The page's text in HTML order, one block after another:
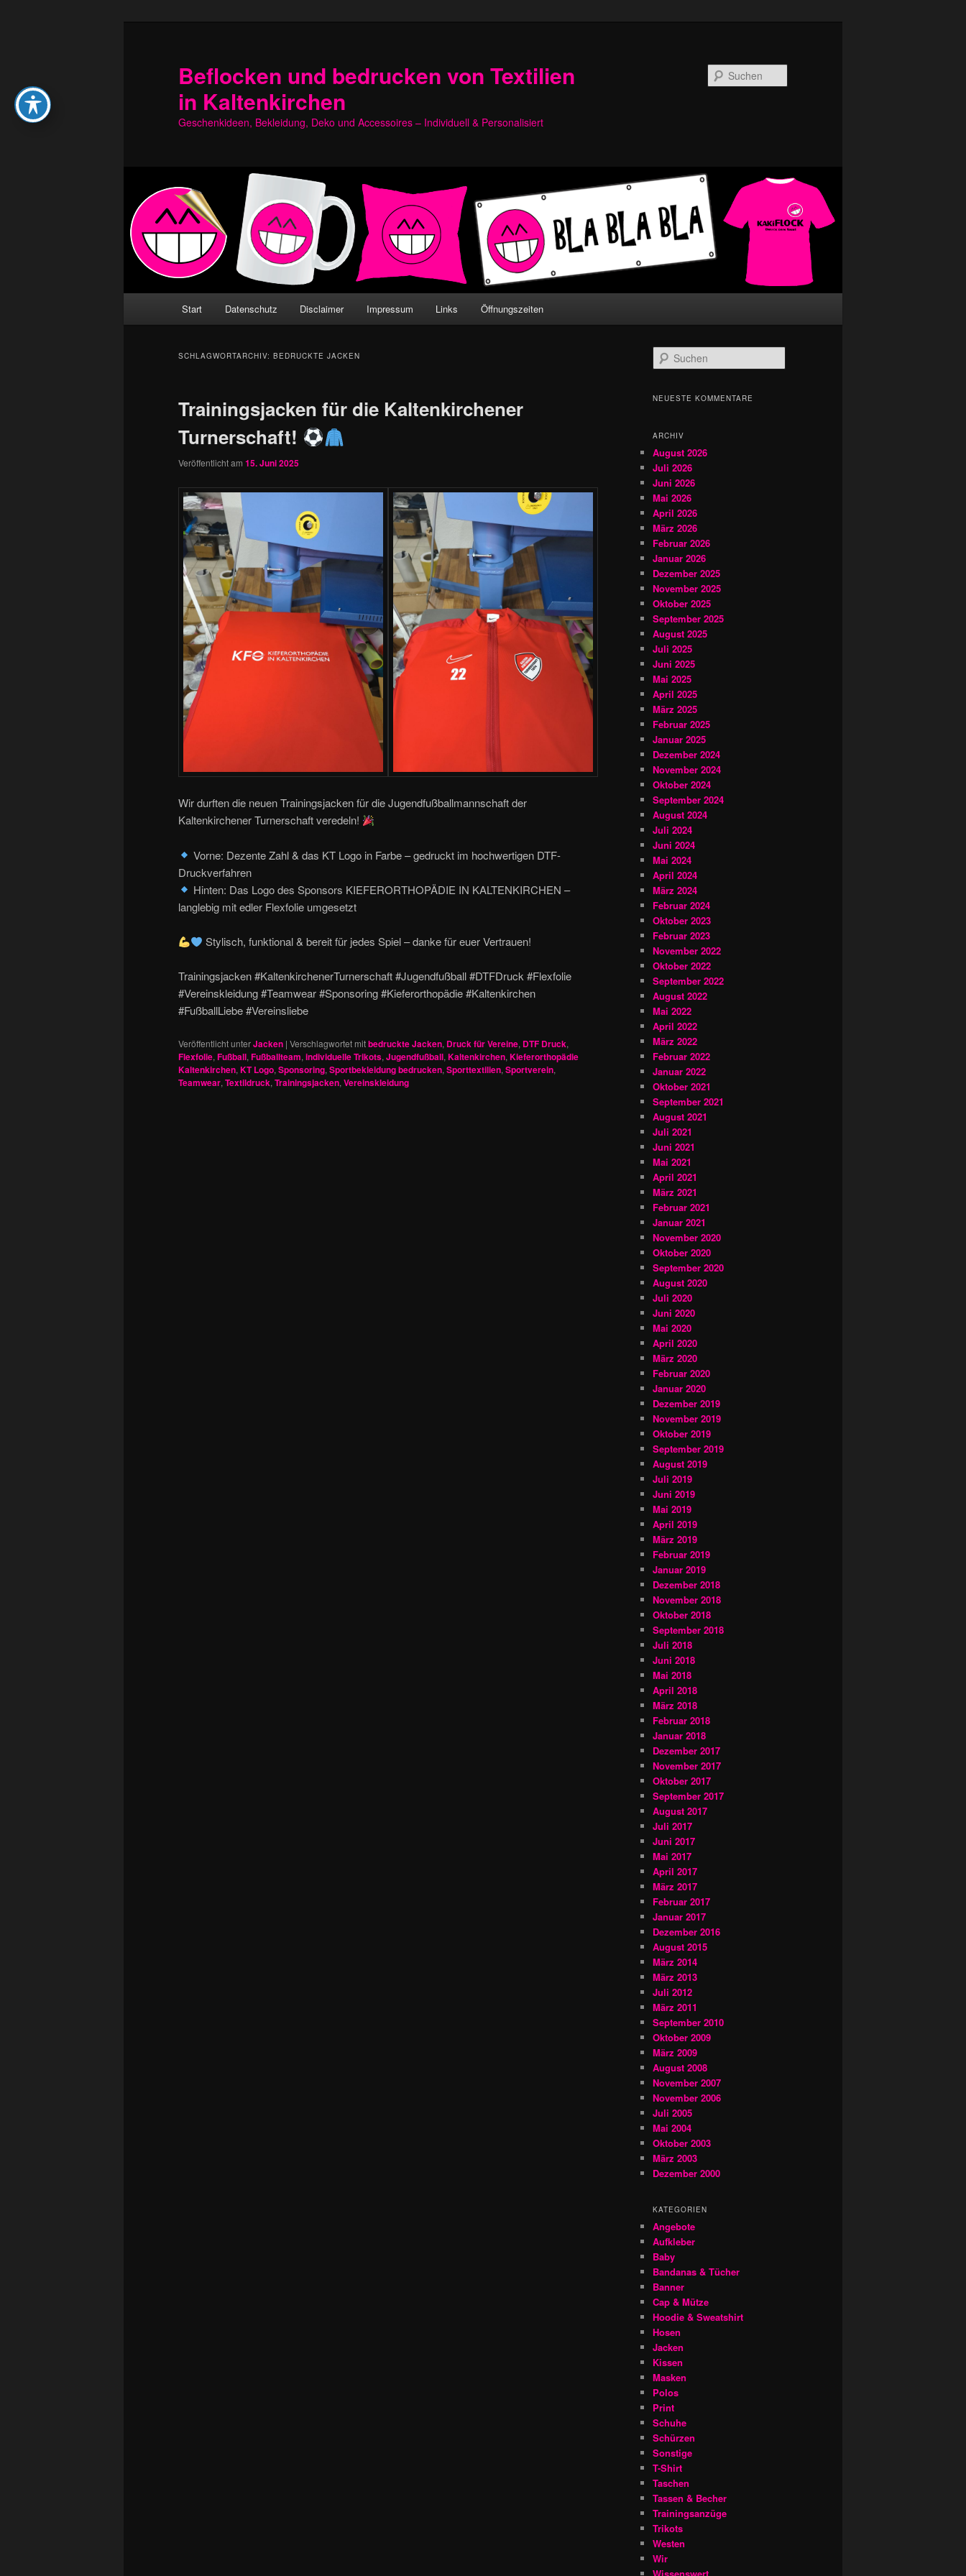
Beflocken und bedrucken von Textilien
in Kaltenkirchen
Geschenkideen, Bekleidung, Deko und Accessoires – Individuell & Personalisiert
Start Datenschutz Disclaimer Impressum Links Öffnungszeiten
SCHLAGWORTARCHIV: BEDRUCKTE JACKEN
Trainingsjacken für die Kaltenkirchener
Turnerschaft!
Veröffentlicht am 15. Juni 2025
Wir durften die neuen Trainingsjacken für die Jugendfußballmannschaft der
Kaltenkirchener Turnerschaft veredeln!
Vorne: Dezente Zahl & das KT Logo in Farbe – gedruckt im hochwertigen DTF-
Druckverfahren
Hinten: Das Logo des Sponsors KIEFERORTHOPÄDIE IN KALTENKIRCHEN –
langlebig mit edler Flexfolie umgesetzt
Stylisch, funktional & bereit für jedes Spiel – danke für euer Vertrauen!
Trainingsjacken #KaltenkirchenerTurnerschaft #Jugendfußball #DTFDruck #Flexfolie
#Vereinskleidung #Teamwear #Sponsoring #Kieferorthopädie #Kaltenkirchen
#FußballLiebe #Vereinsliebe
Veröffentlicht unterJacken | Verschlagwortet mitbedruckte Jacken, Druck für Vereine, DTF Druck,
Flexfolie, Fußball, Fußballteam, individuelle Trikots, Jugendfußball, Kaltenkirchen, Kieferorthopädie
Kaltenkirchen, KT Logo, Sponsoring, Sportbekleidung bedrucken, Sporttextilien, Sportverein,
Teamwear, Textildruck, Trainingsjacken, Vereinskleidung
u
h
NEUESTE KOMMENTARE
ARCHIV
August 2026
Juli 2026
Juni 2026
Mai 2026
April 2026
März 2026
Februar 2026
Januar 2026
Dezember 2025
November 2025
Oktober 2025
September 2025
August 2025
Juli 2025
Juni 2025
Mai 2025
April 2025
März 2025
Februar 2025
Januar 2025
Dezember 2024
November 2024
Oktober 2024
September 2024
August 2024
Juli 2024
Juni 2024
Mai 2024
April 2024
März 2024
Februar 2024
Oktober 2023
Februar 2023
November 2022
Oktober 2022
September 2022
August 2022
Mai 2022
April 2022
März 2022
Februar 2022
Januar 2022
Oktober 2021
September 2021
August 2021
Juli 2021
Juni 2021
Mai 2021
April 2021
März 2021
Februar 2021
Januar 2021
November 2020
Oktober 2020
September 2020
August 2020
Juli 2020
Juni 2020
Mai 2020
April 2020
März 2020
Februar 2020
Januar 2020
Dezember 2019
November 2019
Oktober 2019
September 2019
August 2019
Juli 2019
Juni 2019
Mai 2019
April 2019
März 2019
Februar 2019
Januar 2019
Dezember 2018
November 2018
Oktober 2018
September 2018
Juli 2018
Juni 2018
Mai 2018
April 2018
März 2018
Februar 2018
Januar 2018
Dezember 2017
November 2017
Oktober 2017
September 2017
August 2017
Juli 2017
Juni 2017
Mai 2017
April 2017
März 2017
Februar 2017
Januar 2017
Dezember 2016
August 2015
März 2014
März 2013
Juli 2012
März 2011
September 2010
Oktober 2009
März 2009
August 2008
November 2007
November 2006
Juli 2005
Mai 2004
Oktober 2003
März 2003
Dezember 2000
KATEGORIEN
Angebote
Aufkleber
Baby
Bandanas & Tücher
Banner
Cap & Mütze
Hoodie & Sweatshirt
Hosen
Jacken
Kissen
Masken
Polos
Print
Schuhe
Schürzen
Sonstige
T-Shirt
Taschen
Tassen & Becher
Trainingsanzüge
Trikots
Westen
Wir
Wissenswert